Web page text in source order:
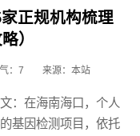
正规机构梳理
）
：7 来源：本站
：在海南海口，个人
基因检测项目，依托